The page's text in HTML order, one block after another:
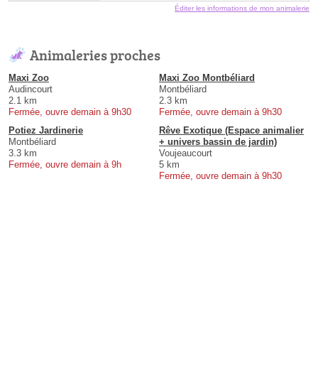
Éditer les informations de mon animalerie
Animaleries proches
Maxi Zoo
Audincourt
2.1 km
Fermée, ouvre demain à 9h30
Maxi Zoo Montbéliard
Montbéliard
2.3 km
Fermée, ouvre demain à 9h30
Potiez Jardinerie
Montbéliard
3.3 km
Fermée, ouvre demain à 9h
Rêve Exotique (Espace animalier
+ univers bassin de jardin)
Voujeaucourt
5 km
Fermée, ouvre demain à 9h30